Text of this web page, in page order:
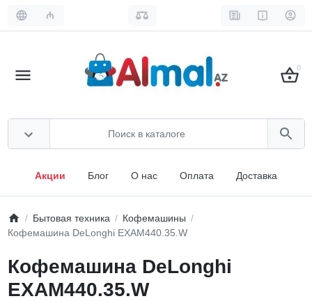
₼
0
Акции Блог О нас Оплата Доставка
Бытовая техника
Кофемашины
Кофемашина DeLonghi EXAM440.35.W
Кофемашина DeLonghi
EXAM440.35.W